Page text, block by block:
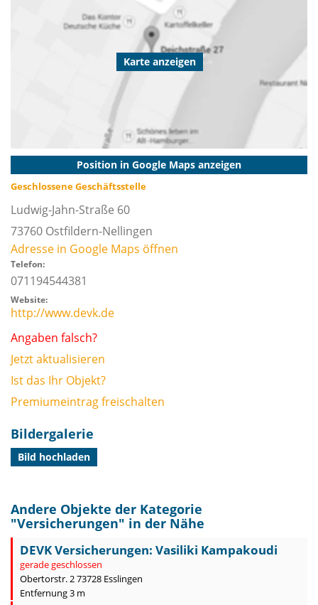
Karte anzeigen
Position in Google Maps anzeigen
Geschlossene Geschäftsstelle
Ludwig-Jahn-Straße 60
73760 Ostfildern-Nellingen
Adresse in Google Maps öffnen
Telefon:
071194544381
Website:
http://www.devk.de
Angaben falsch?
Jetzt aktualisieren
Ist das Ihr Objekt?
Premiumeintrag freischalten
Bildergalerie
Bild hochladen
Andere Objekte der Kategorie
"Versicherungen" in der Nähe
DEVK Versicherungen: Vasiliki Kampakoudi
gerade geschlossen
Obertorstr. 2 73728 Esslingen
Entfernung 3 m